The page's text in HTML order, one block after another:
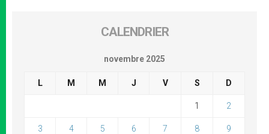
CALENDRIER
novembre 2025
L M M J V S D
1 2
3 4 5 6 7 8 9